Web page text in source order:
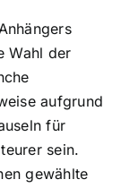
Wahl der
aufgrund
für
sein.
gewählte